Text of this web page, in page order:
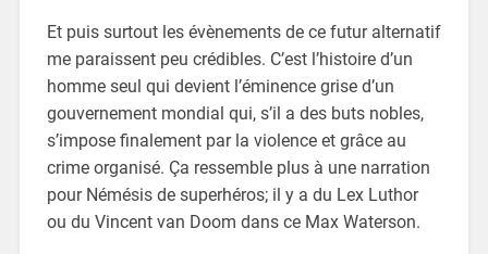
Et puis surtout les évènements de ce futur alternatif
me paraissent peu crédibles. C’est l’histoire d’un
homme seul qui devient l’éminence grise d’un
gouvernement mondial qui, s’il a des buts nobles,
s’impose finalement par la violence et grâce au
crime organisé. Ça ressemble plus à une narration
pour Némésis de superhéros; il y a du Lex Luthor
ou du Vincent van Doom dans ce Max Waterson.